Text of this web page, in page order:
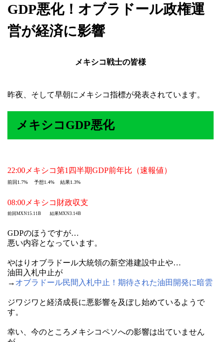
GDP悪化！オブラドール政権運
営が経済に影響
メキシコ戦士の皆様
昨夜、そして早朝にメキシコ指標が発表されています。
メキシコGDP悪化
22:00メキシコ第1四半期GDP前年比（速報値）
前回1.7% 予想1.4% 結果1.3%
08:00メキシコ財政収支
前回MXN15.11B 結果MXN3.14B
GDPのほうですが…
悪い内容となっています。
やはりオブラドール大統領の新空港建設中止や…
油田入札中止が
→ オブラドール民間入札中止！期待された油田開発に暗雲
ジワジワと経済成長に悪影響を及ぼし始めているようで
す。
幸い、今のところメキシコペソへの影響は出ていません